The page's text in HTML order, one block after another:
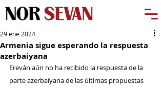
Armenia sigue esperando la respuesta
azerbaiyana
29 ene 2024
Ereván aún no ha recibido la respuesta de la
parte azerbaiyana de las últimas propuestas